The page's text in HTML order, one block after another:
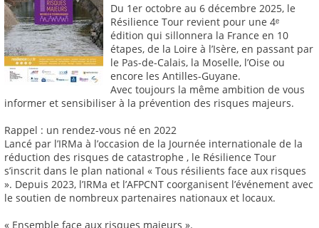
Du 1er octobre au 6 décembre 2025, le
Résilience Tour revient pour une 4ᵉ
édition qui sillonnera la France en 10
étapes, de la Loire à l’Isère, en passant par
le Pas-de-Calais, la Moselle, l’Oise ou
encore les Antilles-Guyane.
Avec toujours la même ambition de vous
informer et sensibiliser à la prévention des risques majeurs.
Rappel : un rendez-vous né en 2022
Lancé par l’IRMa à l’occasion de la Journée internationale de la
réduction des risques de catastrophe , le Résilience Tour
s’inscrit dans le plan national « Tous résilients face aux risques
». Depuis 2023, l’IRMa et l’AFPCNT coorganisent l’événement avec
le soutien de nombreux partenaires nationaux et locaux.
« Ensemble face aux risques majeurs ».